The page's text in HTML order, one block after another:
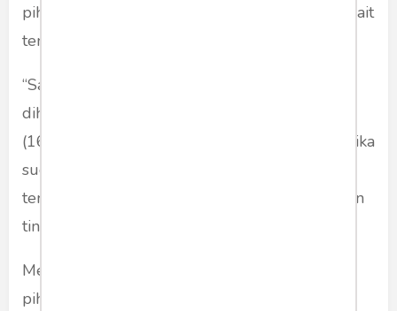
pihaknya sudah menerima laporan PPATK terkait
temuan dugaan pencucian uang tersebut.
“Saya harus cek dulu ya,” kata Saut saat
dihubungi
(16/12/2019). Pihaknya akan menindaklanjuti jika
sudah menerima hasil temuan itu dari PPATK,
terutama untuk mengusut ada tidaknya dugaan
tindak pidana korupsi di dalamnya.
Menurut dia, sesuai dengan kewenangan KPK,
pihaknya masih bergantung pada langkah